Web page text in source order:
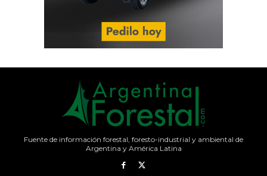
Fuente de información forestal, foresto-industrial y ambiental de
Argentina y América Latina